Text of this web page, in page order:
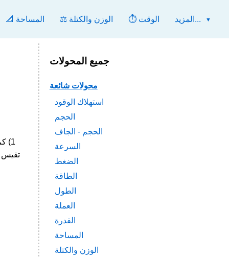
📐 المساحة ⚖️ الوزن والكتلة ⏱️ الوقت المزيد...
جميع المحولات
محولات شائعة
استهلاك الوقود
الحجم
الحجم - الجاف
السرعة
الضغط
الطاقة
الطول
العملة
القدرة
المساحة
الوزن والكتلة